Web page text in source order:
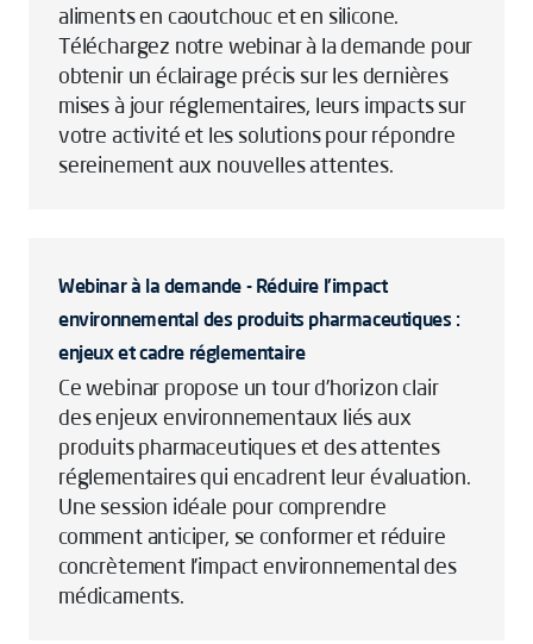
aliments en caoutchouc et en silicone.
Téléchargez notre webinar à la demande pour
obtenir un éclairage précis sur les dernières
mises à jour réglementaires, leurs impacts sur
votre activité et les solutions pour répondre
sereinement aux nouvelles attentes.
Webinar à la demande - Réduire l'impact
environnemental des produits pharmaceutiques :
enjeux et cadre réglementaire
Ce webinar propose un tour d’horizon clair
des enjeux environnementaux liés aux
produits pharmaceutiques et des attentes
réglementaires qui encadrent leur évaluation.
Une session idéale pour comprendre
comment anticiper, se conformer et réduire
concrètement l’impact environnemental des
médicaments.